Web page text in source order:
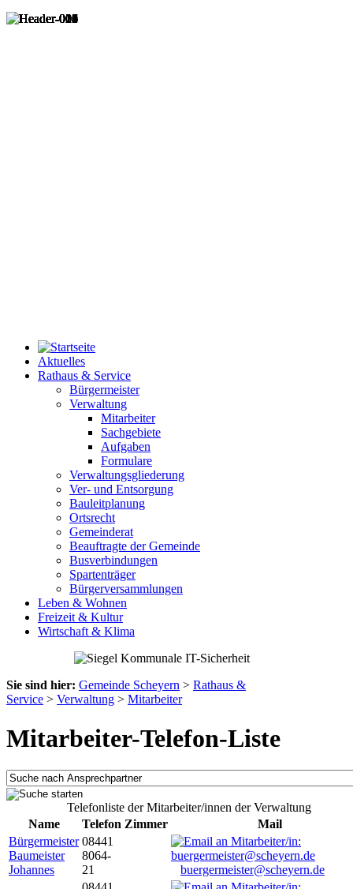
Aktuelles
Rathaus & Service
Bürgermeister
Verwaltung
Mitarbeiter
Sachgebiete
Aufgaben
Formulare
Verwaltungsgliederung
Ver- und Entsorgung
Bauleitplanung
Ortsrecht
Gemeinderat
Beauftragte der Gemeinde
Busverbindungen
Spartenträger
Bürgerversammlungen
Leben & Wohnen
Freizeit & Kultur
Wirtschaft & Klima
Sie sind hier: Gemeinde Scheyern > Rathaus &
Service > Verwaltung > Mitarbeiter
Mitarbeiter-Telefon-Liste
Telefonliste der Mitarbeiter/innen der Verwaltung
Name
Telefon Zimmer
Mail
Bürgermeister
Baumeister
Johannes
08441
8064-
21
buergermeister@scheyern.de